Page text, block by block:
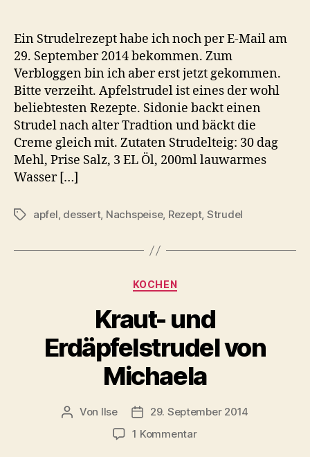
Ein Strudelrezept habe ich noch per E-Mail am
29. September 2014 bekommen. Zum
Verbloggen bin ich aber erst jetzt gekommen.
Bitte verzeiht. Apfelstrudel ist eines der wohl
beliebtesten Rezepte. Sidonie backt einen
Strudel nach alter Tradtion und bäckt die
Creme gleich mit. Zutaten Strudelteig: 30 dag
Mehl, Prise Salz, 3 EL Öl, 200ml lauwarmes
Wasser […]
Schlagwörter
apfel, dessert, Nachspeise, Rezept, Strudel
Kategorien
KOCHEN
Kraut- und
Erdäpfelstrudel von
Michaela
Beitragsautor
Von Ilse Beitragsdatum
29. September 2014
1 Kommentarzu